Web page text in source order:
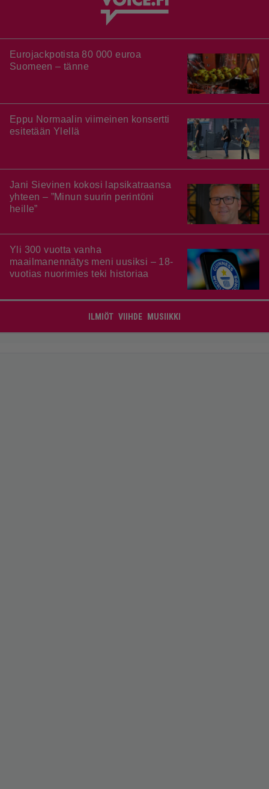
Eurojackpotista 80 000 euroa
Suomeen – tänne
Eppu Normaalin viimeinen konsertti
esitetään Ylellä
Jani Sievinen kokosi lapsikatraansa
yhteen – ”Minun suurin perintöni
heille”
Yli 300 vuotta vanha
maailmanennätys meni uusiksi – 18-
vuotias nuorimies teki historiaa
ILMIÖT VIIHDE MUSIIKKI